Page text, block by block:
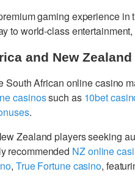
gaming experience in
to world-class
and New
South African online casino
casinossuch as 10bet
.
Zealand players seeking
recommended NZ online
, True Fortune casino,